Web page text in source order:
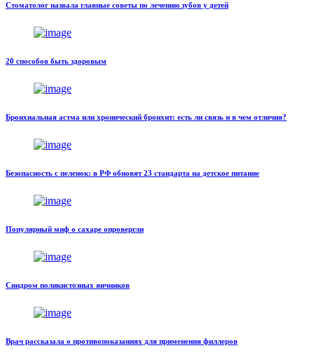
Стоматолог назвала главные советы по лечению зубов у детей
20 способов быть здоровым
Бронхиальная астма или хронический бронхит: есть ли связь и в чем отличия?
Безопасность с пеленок: в РФ обновят 23 стандарта на детское питание
Популярный миф о сахаре опровергли
Синдром поликистозных яичников
Врач рассказала о противопоказаниях для применения филлеров